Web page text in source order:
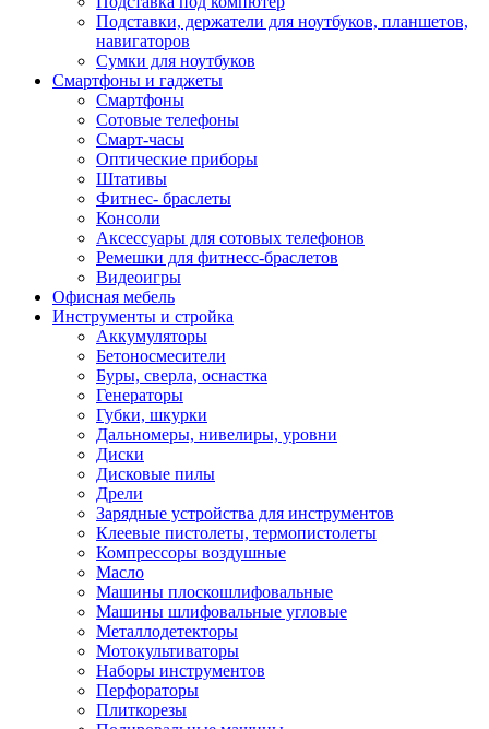
Подставки, держатели для ноутбуков, планшетов,
навигаторов
Сумки для ноутбуков
Смартфоны и гаджеты
Смартфоны
Сотовые телефоны
Смарт-часы
Оптические приборы
Штативы
Фитнес- браслеты
Консоли
Аксессуары для сотовых телефонов
Ремешки для фитнесс-браслетов
Видеоигры
Офисная мебель
Инструменты и стройка
Аккумуляторы
Бетоносмесители
Буры, сверла, оснастка
Генераторы
Губки, шкурки
Дальномеры, нивелиры, уровни
Диски
Дисковые пилы
Дрели
Зарядные устройства для инструментов
Клеевые пистолеты, термопистолеты
Компрессоры воздушные
Масло
Машины плоскошлифовальные
Машины шлифовальные угловые
Металлодетекторы
Мотокультиваторы
Наборы инструментов
Перфораторы
Плиткорезы